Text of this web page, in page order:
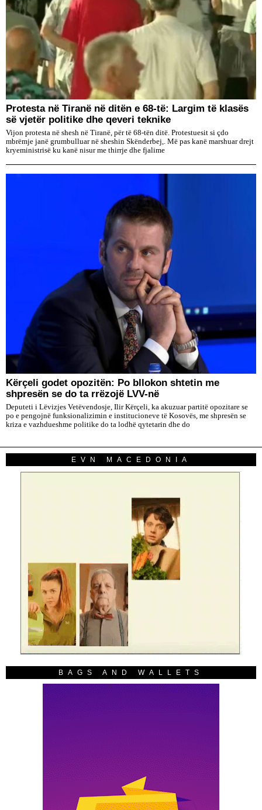
Protesta në Tiranë në ditën e 68-të: Largim të klasës
së vjetër politike dhe qeveri teknike
Vijon protesta në shesh në Tiranë, për të 68-tën ditë. Protestuesit si çdo
mbrëmje janë grumbulluar në sheshin Skënderbej,. Më pas kanë marshuar drejt
kryeministrisë ku kanë nisur me thirrje dhe fjalime
Kërçeli godet opozitën: Po bllokon shtetin me
shpresën se do ta rrëzojë LVV-në
Deputeti i Lëvizjes Vetëvendosje, Ilir Kërçeli, ka akuzuar partitë opozitare se
po e pengojnë funksionalizimin e institucioneve të Kosovës, me shpresën se
kriza e vazhdueshme politike do ta lodhë qytetarin dhe do
EVN MACEDONIA
BAGS AND WALLETS